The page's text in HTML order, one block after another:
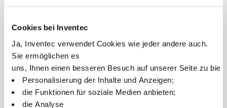
Cookies bei Inventec
Ja, Inventec verwendet Cookies wie jeder andere auch.
Sie ermöglichen es
uns, Ihnen einen besseren Besuch auf unserer Seite zu
Personalisierung der Inhalte und Anzeigen;
die Funktionen für soziale Medien anbieten;
die Analyse
Die Artikel auf dieser Website können eingebettete Inhalte
Inhalte von anderen Websites verhalten sich genau so, als ob
Diese Websites können Daten über Sie sammeln, Cookies
verwenden, zusätzliche Trackingfunktionen von Dritten
einbetten und Ihre Interaktion mit diesen eingebetteten
Inhalten überwachen, einschließlich der Verfolgung Ihrer
Interaktion mit den eingebetteten Inhalten, wenn Sie ein